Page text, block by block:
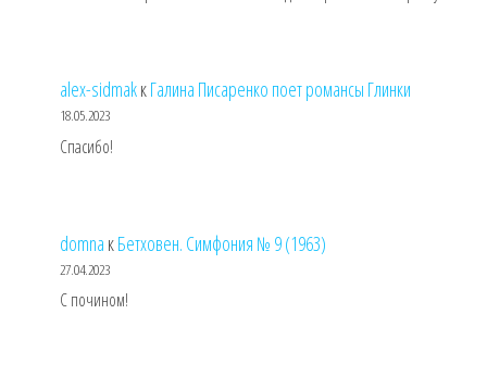
alex-sidmakкГалина Писаренко поет романсы Глинки
18.05.2023
Спасибо!
domna кБетховен. Симфония № 9 (1963)
27.04.2023
С почином!